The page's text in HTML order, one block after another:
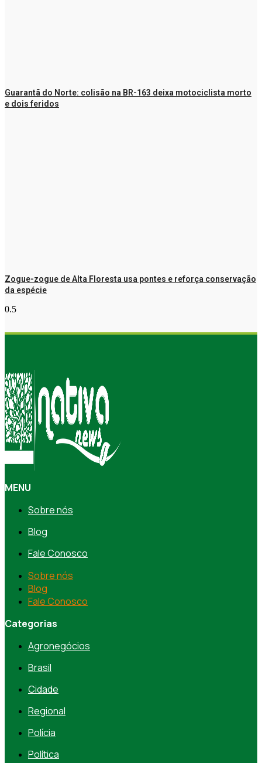
Guarantã do Norte: colisão na BR-163 deixa motociclista morto
e dois feridos
Zogue-zogue de Alta Floresta usa pontes e reforça conservação
da espécie
MENU
Sobre nós
Blog
Fale Conosco
Sobre nós
Blog
Fale Conosco
Categorias
Agronegócios
Brasil
Cidade
Regional
Polícia
Política